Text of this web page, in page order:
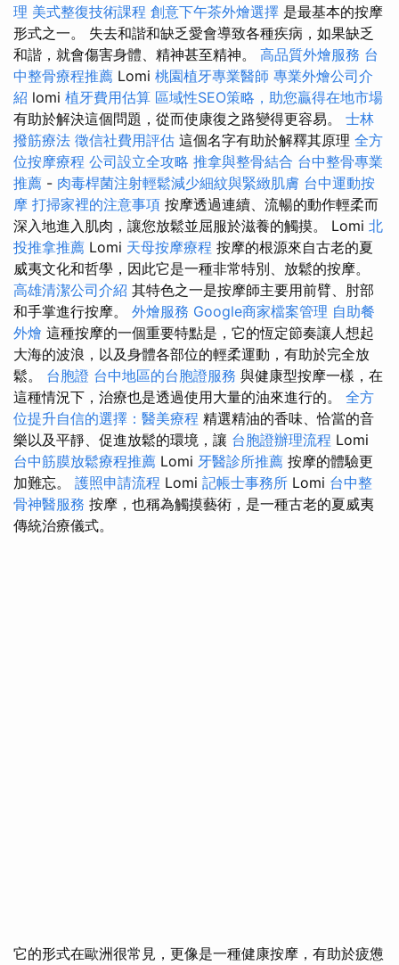
理 美式整復技術課程 創意下午茶外燴選擇 是最基本的按摩
形式之一。 失去和諧和缺乏愛會導致各種疾病，如果缺乏
和諧，就會傷害身體、精神甚至精神。 高品質外燴服務 台
中整骨療程推薦 Lomi 桃園植牙專業醫師 專業外燴公司介
紹 lomi 植牙費用估算 區域性SEO策略，助您贏得在地市場
有助於解決這個問題，從而使康復之路變得更容易。 士林
撥筋療法 徵信社費用評估 這個名字有助於解釋其原理 全方
位按摩療程 公司設立全攻略 推拿與整骨結合 台中整骨專業
推薦 - 肉毒桿菌注射輕鬆減少細紋與緊緻肌膚 台中運動按
摩 打掃家裡的注意事項 按摩透過連續、流暢的動作輕柔而
深入地進入肌肉，讓您放鬆並屈服於滋養的觸摸。 Lomi 北
投推拿推薦 Lomi 天母按摩療程 按摩的根源來自古老的夏
威夷文化和哲學，因此它是一種非常特別、放鬆的按摩。
高雄清潔公司介紹 其特色之一是按摩師主要用前臂、肘部
和手掌進行按摩。 外燴服務 Google商家檔案管理 自助餐
外燴 這種按摩的一個重要特點是，它的恆定節奏讓人想起
大海的波浪，以及身體各部位的輕柔運動，有助於完全放
鬆。 台胞證 台中地區的台胞證服務 與健康型按摩一樣，在
這種情況下，治療也是透過使用大量的油來進行的。 全方
位提升自信的選擇：醫美療程 精選精油的香味、恰當的音
樂以及平靜、促進放鬆的環境，讓 台胞證辦理流程 Lomi
台中筋膜放鬆療程推薦 Lomi 牙醫診所推薦 按摩的體驗更
加難忘。 護照申請流程 Lomi 記帳士事務所 Lomi 台中整
骨神醫服務 按摩，也稱為觸摸藝術，是一種古老的夏威夷
傳統治療儀式。
它的形式在歐洲很常見，更像是一種健康按摩，有助於疲憊